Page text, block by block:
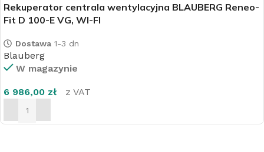
Rekuperator centrala wentylacyjna BLAUBERG Reneo-
Fit D 100-E VG, WI-FI
Dostawa 1-3 dn
Blauberg
W magazynie
6 986,00 zł z VAT
DODAJ DO KOSZYKA